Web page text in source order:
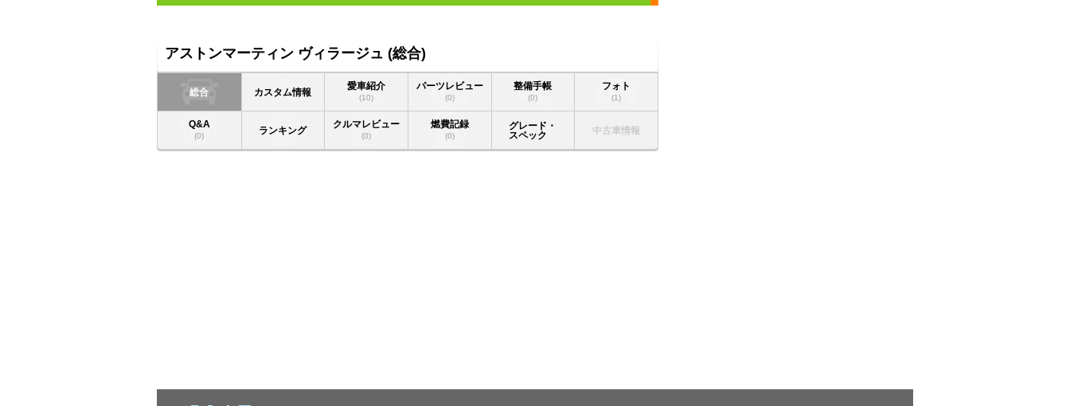
アストンマーティン ヴィラージュ (総合)
総合 カスタム情報
愛車紹介
(10)
パーツレビュー
(0)
整備手帳
(0)
フォト
(1)
Q&A
(0) ランキング
クルマレビュー
(0)
燃費記録
(0)
グレード・
スペック
中古車情報